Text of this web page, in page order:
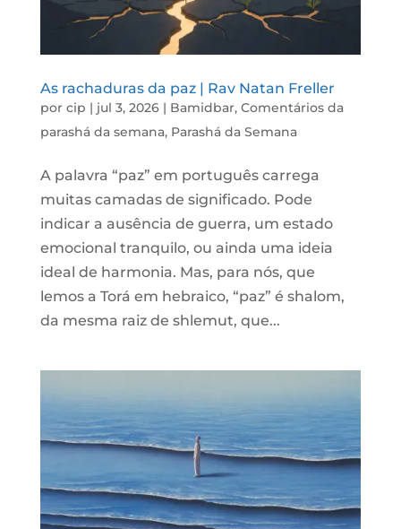
As rachaduras da paz | Rav Natan Freller
por cip | jul 3, 2026| Bamidbar, Comentários da
parashá da semana, Parashá da Semana
A palavra “paz” em português carrega
muitas camadas de significado. Pode
indicar a ausência de guerra, um estado
emocional tranquilo, ou ainda uma ideia
ideal de harmonia. Mas, para nós, que
lemos a Torá em hebraico, “paz” é shalom,
da mesma raiz de shlemut, que...